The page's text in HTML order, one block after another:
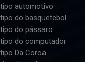
automotivo
do basquetebol
do pássaro
do computador
Da Coroa